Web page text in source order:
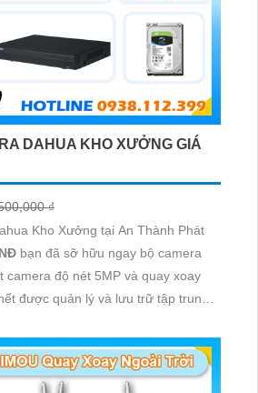
DAHUA KHO XƯỞNG GIÁ
₫
Kho Xưởng tại An Thành Phát
bạn đã sỡ hữu ngay bộ camera
camera độ nét 5MP và quay xoay
được quản lý và lưu trữ tập trung